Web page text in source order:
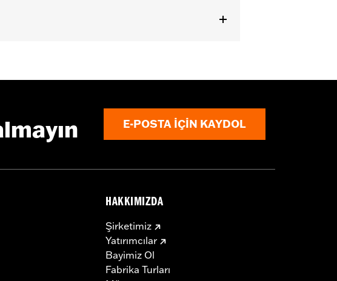
See dealer for information.
E-POSTA IÇIN KAYDOL
HAKKIMIZDA
Şirketimiz
Yatırımcılar
Bayimiz Ol
Fabrika Turları